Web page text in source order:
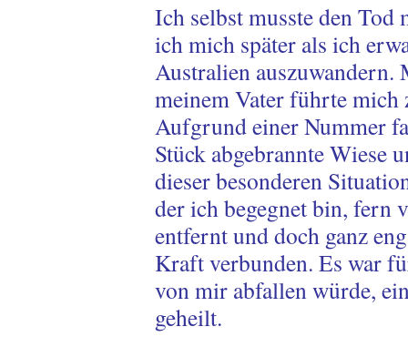
Ich selbst musste den Tod
ich mich später als ich
Australien auszuwandern.
meinem Vater führte
Aufgrund einer Nummer
Stück abgebrannte Wiese
dieser besonderen
der ich begegnet bin, fern
entfernt und doch ganz
Kraft verbunden. Es war
von mir abfallen würde,
geheilt.